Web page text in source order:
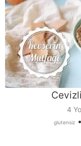
4
glutensiz •